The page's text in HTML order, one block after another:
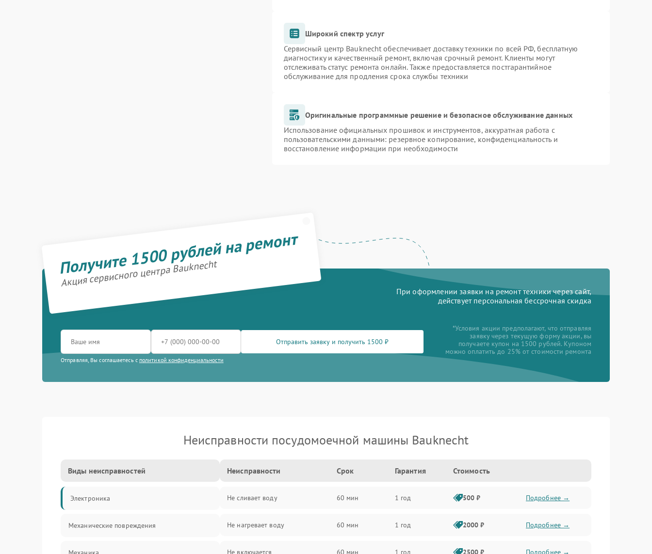
Широкий спектр услуг
Сервисный центр Bauknecht обеспечивает доставку техники по всей РФ, бесплатную
диагностику и качественный ремонт, включая срочный ремонт. Клиенты могут
отслеживать статус ремонта онлайн. Также предоставляется постгарантийное
обслуживание для продления срока службы техники
Оригинальные программные решение и безопасное обслуживание данных
Использование официальных прошивок и инструментов, аккуратная работа с
пользовательскими данными: резервное копирование, конфиденциальность и
восстановление информации при необходимости
Получите 1500 рублей на ремонт
Акция сервисного центра Bauknecht
При оформлении заявки на ремонт техники через сайт,
действует персональная бессрочная скидка
Отправить заявку и получить 1500 ₽
Отправляя, Вы соглашаетесь с политикой конфиденциальности
*Условия акции предполагают, что отправляя
заявку через текущую форму акции, вы
получаете купон на 1500 рублей. Купоном
можно оплатить до 25% от стоимости ремонта
Неисправности посудомоечной машины Bauknecht
Виды неисправностей
Электроника
Механические повреждения
Неисправности Срок Гарантия Стоимость
Не сливает воду 60 мин 1 год 500 ₽ Подробнее →
Не нагревает воду 60 мин 1 год 2000 ₽ Подробнее →
Не включается 60 мин 1 год 2500 ₽ Подробнее →